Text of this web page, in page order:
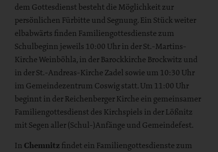
dem Gottesdienst besteht die Möglichkeit zur
persönlichen Fürbitte und Segnung. Ein Stück weiter
elbabwärts finden Familiengottesdienste zum
Schulbeginn jeweils 10:00 Uhr in der St.-Martins-
Kirche Weinböhla, in der Barockkirche Brockwitz und
in der St.-Andreas-Kirche Zadel sowie um 10:30 Uhr
im Gemeindezentrum Coswig statt. Um 11:00 Uhr
beginnt in der Reichenberger Kirche ein gemeinsamer
Familiengottesdienst des Kirchspiels in der Lößnitz
mit Segen aller (Schul-)Anfänge und Gemeindefest.
In Chemnitz findet ein Familiengottesdienste zum